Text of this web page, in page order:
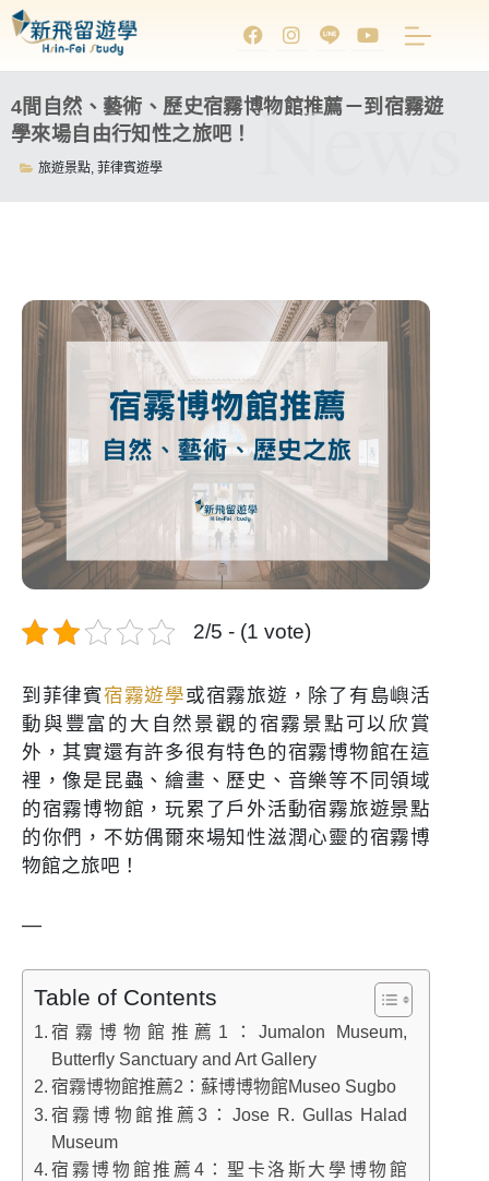
4間自然、藝術、歷史宿霧博物館推薦－到宿霧遊
學來場自由行知性之旅吧！
旅遊景點, 菲律賓遊學 News
2/5 - (1 vote)
到菲律賓宿霧遊學或宿霧旅遊，除了有島嶼活
動與豐富的大自然景觀的宿霧景點可以欣賞
外，其實還有許多很有特色的宿霧博物館在這
裡，像是昆蟲、繪畫、歷史、音樂等不同領域
的宿霧博物館，玩累了戶外活動宿霧旅遊景點
的你們，不妨偶爾來場知性滋潤心靈的宿霧博
物館之旅吧！
—
Table of Contents
宿霧博物館推薦1：Jumalon Museum,
Butterfly Sanctuary and Art Gallery
宿霧博物館推薦2：蘇博博物館Museo Sugbo
宿霧博物館推薦3：Jose R. Gullas Halad
Museum
宿霧博物館推薦4：聖卡洛斯大學博物館